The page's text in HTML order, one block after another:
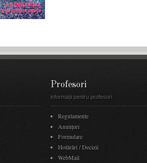
Profesori
informații pentru profesori
Regulamente
Anunţuri
Formulare
Hotărâri / Decizii
WebMail